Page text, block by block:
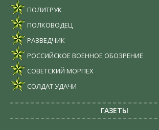
ПОЛИТРУК
ПОЛКОВОДЕЦ
РАЗВЕДЧИК
РОССИЙСКОЕ ВОЕННОЕ ОБОЗРЕНИЕ
СОВЕТСКИЙ МОРПЕХ
СОЛДАТ УДАЧИ
ГАЗЕТЫ